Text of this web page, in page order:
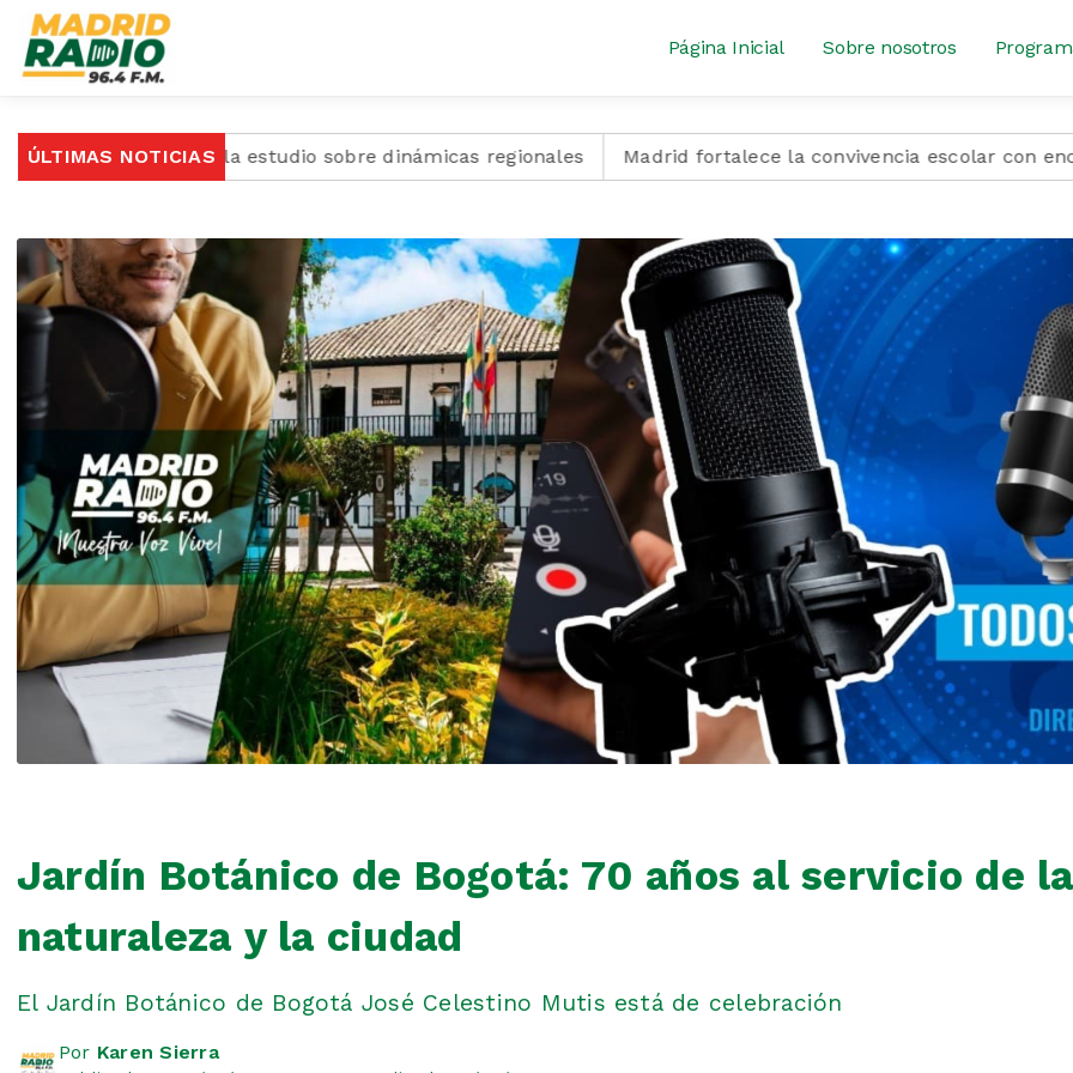
Página Inicial Sobre nosotros
ÚLTIMAS NOTICIAS
revela estudio sobre dinámicas regionales Madrid fortalece la convivencia escolar con encuentro
Jardín Botánico de Bogotá: 70 años al servicio de la
naturaleza y la ciudad
El Jardín Botánico de Bogotá José Celestino Mutis está de celebración
Por Karen Sierra